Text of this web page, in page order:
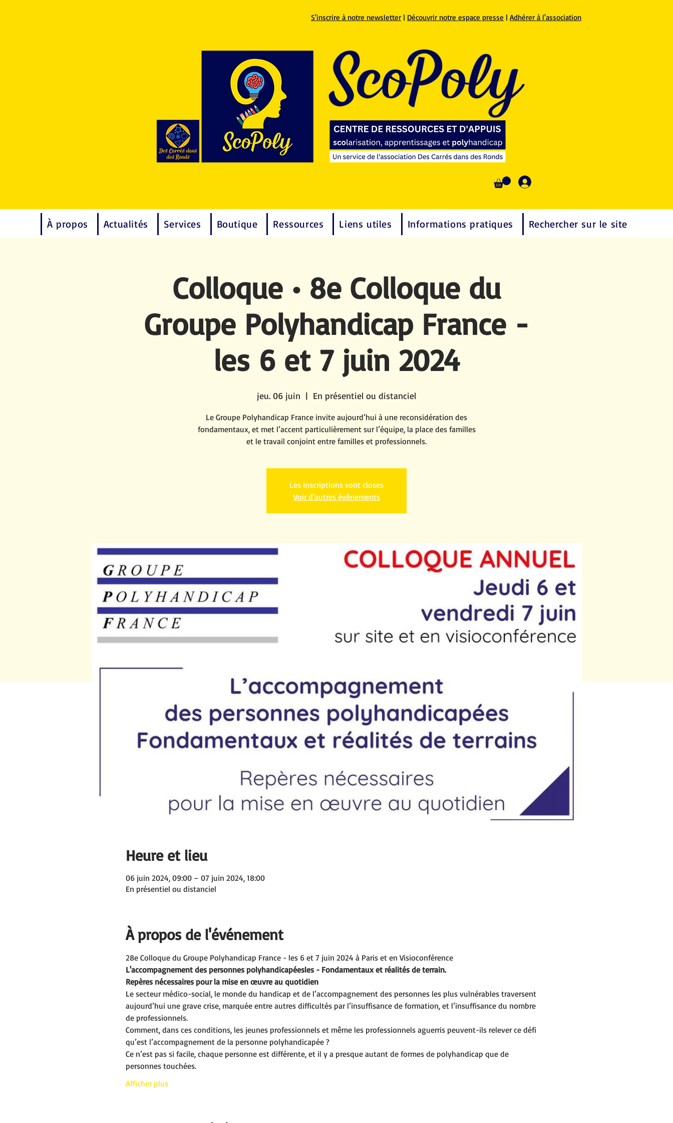
S'inscrire à notre newsletter | Découvrir notre espace presse | Adhérer à l'association
À propos Actualités Services Boutique Ressources Liens utiles Informations pratiques Rechercher sur le site
Colloque • 8e Colloque du
Groupe Polyhandicap France -
les 6 et 7 juin 2024
jeu. 06 juin
  |
En présentiel ou distanciel
Le Groupe Polyhandicap France invite aujourd’hui à une reconsidération des
fondamentaux, et met l’accent particulièrement sur l’équipe, la place des familles
et le travail conjoint entre familles et professionnels.
Les inscriptions sont closes
Voir d'autres événements
Heure et lieu
06 juin 2024, 09:00 – 07 juin 2024, 18:00
En présentiel ou distanciel
À propos de l'événement
28e Colloque du Groupe Polyhandicap France - les 6 et 7 juin 2024 à Paris et en Visioconférence
L'accompagnement des personnes polyhandicapéesles - Fondamentaux et réalités de terrain.
Repères nécessaires pour la mise en œuvre au quotidien
Le secteur médico-social, le monde du handicap et de l’accompagnement des personnes les plus vulnérables traversent
aujourd’hui une grave crise, marquée entre autres difficultés par l’insuffisance de formation, et l’insuffisance du nombre
de professionnels.
Comment, dans ces conditions, les jeunes professionnels et même les professionnels aguerris peuvent-ils relever ce défi
qu’est l’accompagnement de la personne polyhandicapée ?
Ce n’est pas si facile, chaque personne est différente, et il y a presque autant de formes de polyhandicap que de
personnes touchées.
Afficher plus